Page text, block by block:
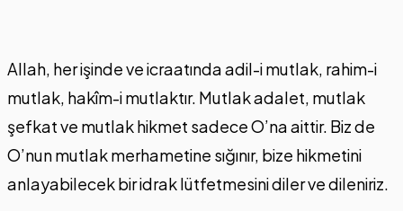
Allah, her işinde ve icraatında adil-i mutlak, rahim-i
mutlak, hakîm-i mutlaktır. Mutlak adalet, mutlak
şefkat ve mutlak hikmet sadece O’na aittir. Biz de
O’nun mutlak merhametine sığınır, bize hikmetini
anlayabilecek bir idrak lütfetmesini diler ve dileniriz.